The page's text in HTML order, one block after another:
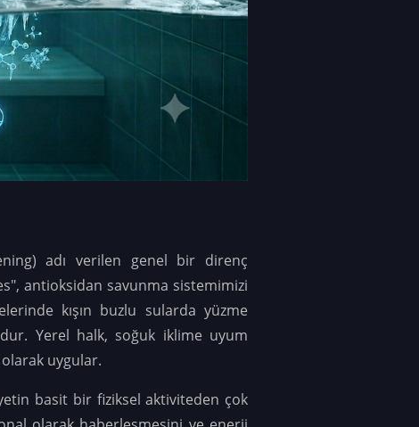
adı verilen genel bir direnç
antioksidan savunma sistemimizi
kışın buzlu sularda yüzme
Yerel halk, soğuk iklime uyum
uygular.
basit bir fiziksel aktiviteden çok